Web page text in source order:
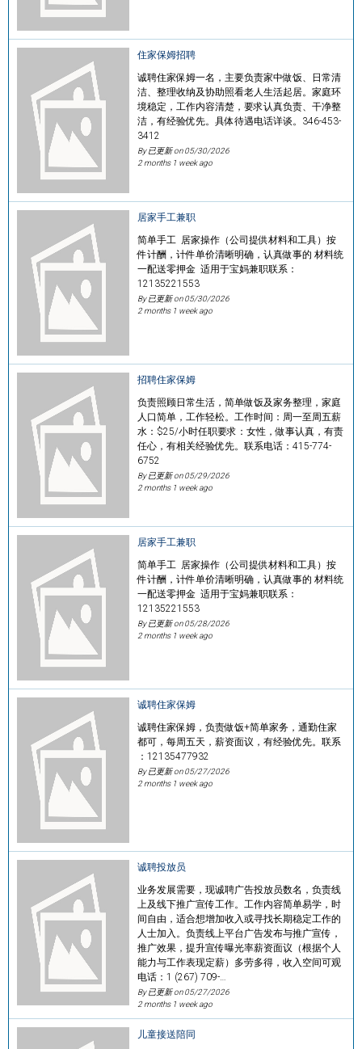
住家保姆招聘
诚聘住家保姆一名，主要负责家中做饭、日常清
洁、整理收纳及协助照看老人生活起居。家庭环
境稳定，工作内容清楚，要求认真负责、干净整
洁，有经验优先。具体待遇电话详谈。346-453-
3412
By 已更新 on05/30/2026
2 months 1 week ago
居家手工兼职
简单手工 居家操作（公司提供材料和工具）按
件计酬，计件单价清晰明确，认真做事的 材料统
一配送零押金 适用于宝妈兼职联系：
12135221553
By 已更新 on05/30/2026
2 months 1 week ago
招聘住家保姆
负责照顾日常生活，简单做饭及家务整理，家庭
人口简单，工作轻松。工作时间：周一至周五薪
水：$25/小时任职要求：女性，做事认真，有责
任心，有相关经验优先。联系电话：415-774-
6752
By 已更新 on05/29/2026
2 months 1 week ago
居家手工兼职
简单手工 居家操作（公司提供材料和工具）按
件计酬，计件单价清晰明确，认真做事的 材料统
一配送零押金 适用于宝妈兼职联系：
12135221553
By 已更新 on05/28/2026
2 months 1 week ago
诚聘住家保姆
诚聘住家保姆，负责做饭+简单家务，通勤住家
都可，每周五天，薪资面议，有经验优先。联系
：12135477932
By 已更新 on05/27/2026
2 months 1 week ago
诚聘投放员
业务发展需要，现诚聘广告投放员数名，负责线
上及线下推广宣传工作。工作内容简单易学，时
间自由，适合想增加收入或寻找长期稳定工作的
人士加入。负责线上平台广告发布与推广宣传，
推广效果，提升宣传曝光率薪资面议（根据个人
能力与工作表现定薪）多劳多得，收入空间可观
电话：1 (267) 709-…
By 已更新 on05/27/2026
2 months 1 week ago
儿童接送陪同